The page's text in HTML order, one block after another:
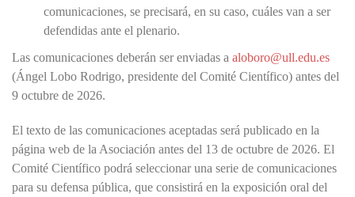
comunicaciones, se precisará, en su caso, cuáles van a ser
defendidas ante el plenario.
Las comunicaciones deberán ser enviadas a aloboro@ull.edu.es
(Ángel Lobo Rodrigo, presidente del Comité Científico) antes del
9 octubre de 2026.
El texto de las comunicaciones aceptadas será publicado en la
página web de la Asociación antes del 13 de octubre de 2026. El
Comité Científico podrá seleccionar una serie de comunicaciones
para su defensa pública, que consistirá en la exposición oral del